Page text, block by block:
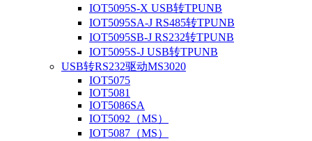
IOT5095S-X USB转TPUNB
IOT5095SA-J RS485转TPUNB
IOT5095SB-J RS232转TPUNB
IOT5095S-J USB转TPUNB
USB转RS232驱动MS3020
IOT5075
IOT5081
IOT5086SA
IOT5092（MS）
IOT5087（MS）